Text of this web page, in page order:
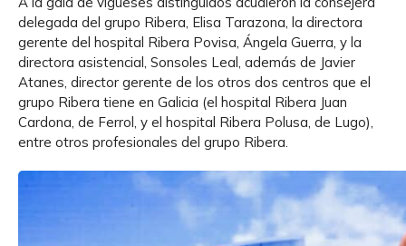
delegada del grupo Ribera, Elisa Tarazona, la directora
gerente del hospital Ribera Povisa, Ángela Guerra, y la
directora asistencial, Sonsoles Leal, además de Javier
Atanes, director gerente de los otros dos centros que el
grupo Ribera tiene en Galicia (el hospital Ribera Juan
Cardona, de Ferrol, y el hospital Ribera Polusa, de Lugo),
entre otros profesionales del grupo Ribera.